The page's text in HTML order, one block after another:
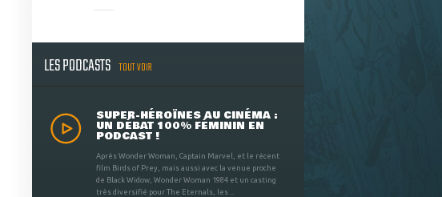
LES PODCASTS TOUT VOIR
SUPER-HÉROÏNES AU CINÉMA :
UN DÉBAT 100% FÉMININ EN
PODCAST !
Après Wonder Woman, Captain Marvel, et le récent
film Birds of Prey, mais aussi avec la venue proche
de Black Widow, Wonder Woman 1984 et un casting
très diversifié pour The Eternals, les ...